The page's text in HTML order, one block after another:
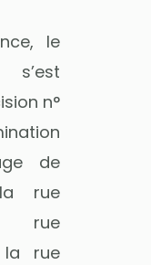
le
s’est
n°
de
rue
rue
la rue